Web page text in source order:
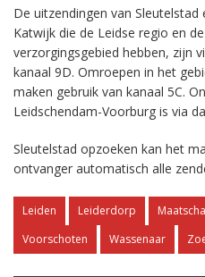
De uitzendingen van
Katwijk die de Leidse regio en
verzorgingsgebied hebben, zijn
kanaal 9D. Omroepen in het
maken gebruik van kanaal 5C.
Leidschendam-Voorburg is via
Sleutelstad opzoeken kan het
ontvanger automatisch alle
Leiden Leiderdorp
Voorschoten
Wassenaar